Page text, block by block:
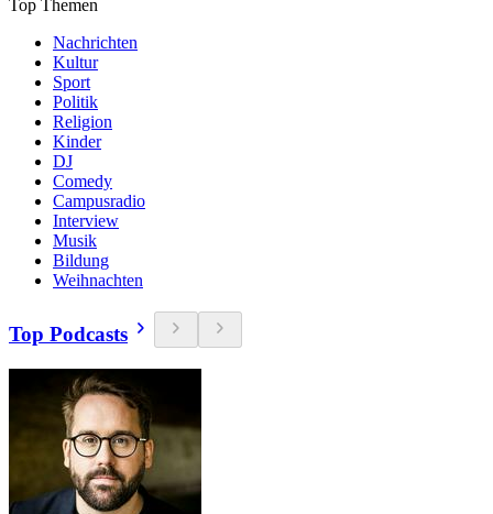
Top Themen
Nachrichten
Kultur
Sport
Politik
Religion
Kinder
DJ
Comedy
Campusradio
Interview
Musik
Bildung
Weihnachten
Top Podcasts